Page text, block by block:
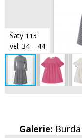
Šaty 113
vel. 34 – 44
Galerie: